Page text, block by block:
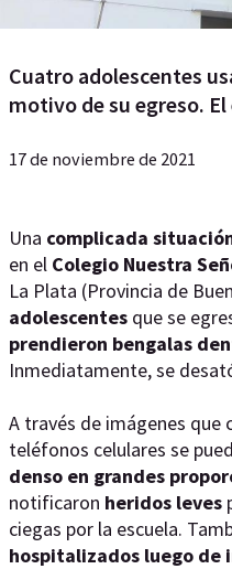
Cuatro adolescentes
motivo de su egreso.
17 de noviembre de 2021
Una complicada
en el Colegio Nuestra
La Plata (Provincia de
adolescentes que se
prendieron bengalas
Inmediatamente, se
A través de imágenes que
teléfonos celulares se
denso en grandes
notificaron heridos leves
ciegas por la escuela.
hospitalizados luego de